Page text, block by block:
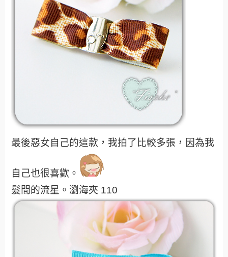
最後惡女自己的這款，我拍了比較多張，因為我
自己也很喜歡。
髮間的流星。瀏海夾 110